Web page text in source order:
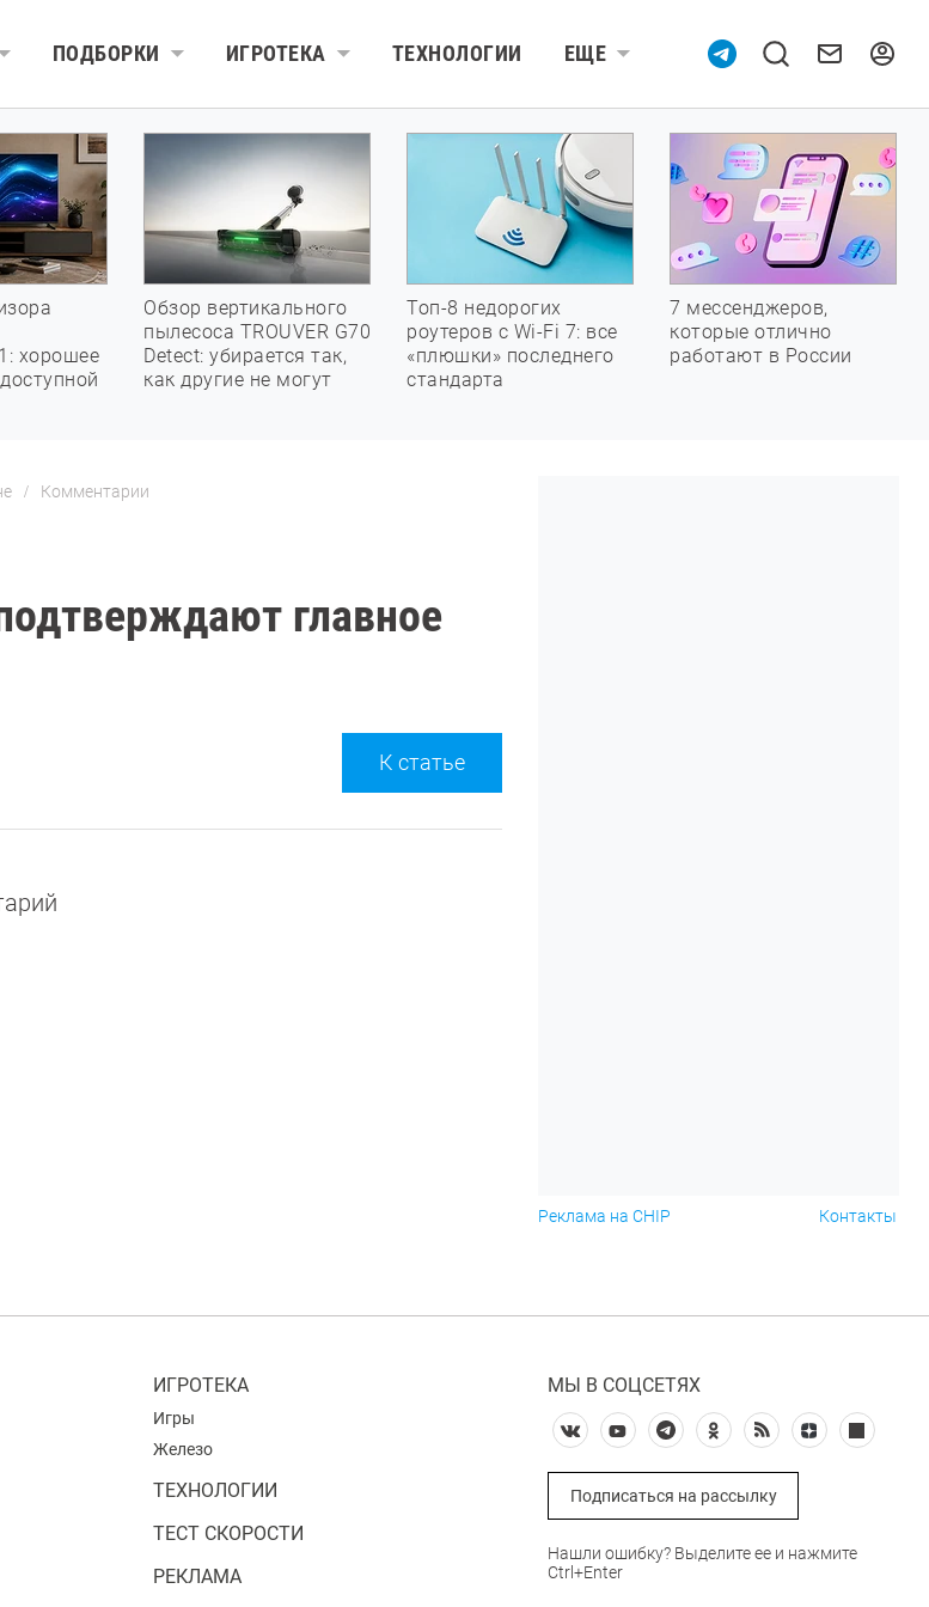
ПОДБОРКИ ИГРОТЕКА ТЕХНОЛОГИИ ЕЩЕ
хорошее
Обзор вертикального
пылесоса TROUVER G70
Detect: убирается так,
как другие не могут
Топ-8 недорогих
роутеров с Wi-Fi 7: все
«плюшки» последнего
стандарта
7 мессенджеров,
которые отлично
работают в России
Комментарии
главное
К статье
Реклама на CHIP Контакты
ИГРОТЕКА
Игры
Железо
ТЕХНОЛОГИИ
ТЕСТ СКОРОСТИ
РЕКЛАМА
МЫ В СОЦСЕТЯХ
Подписаться на рассылку
Нашли ошибку? Выделите ее и нажмите
Ctrl+Enter